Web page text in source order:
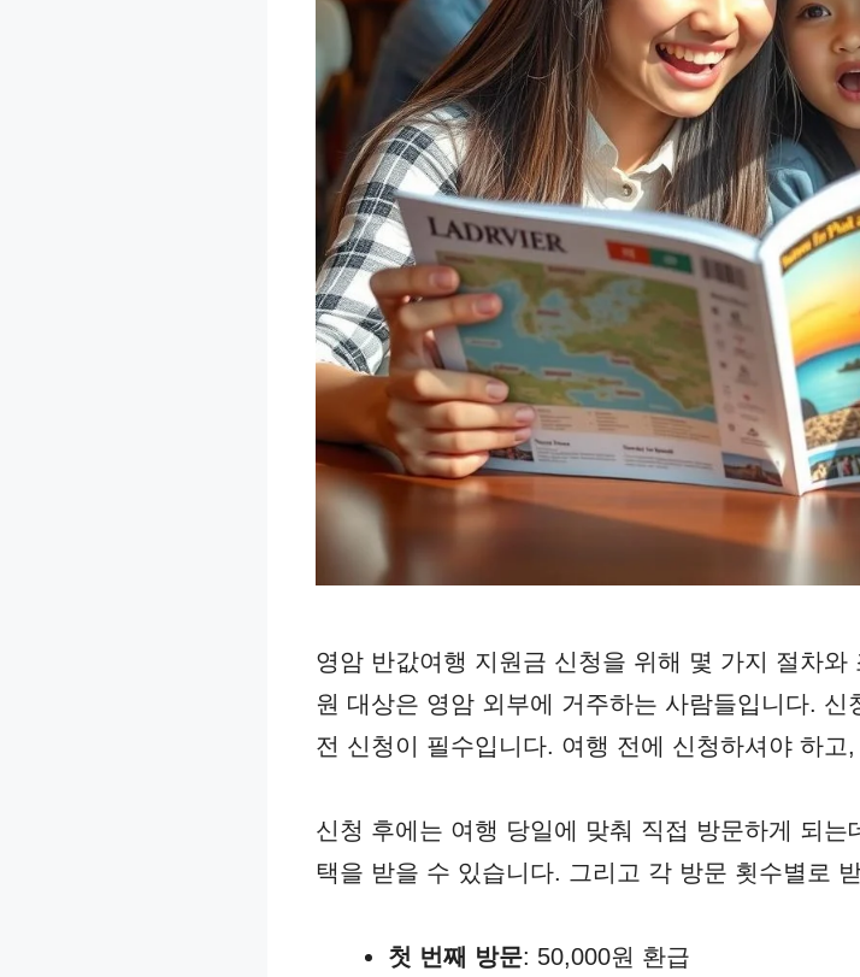
영암 반값여행 지원금 신청을 위해 몇 가지 절차와
원 대상은 영암 외부에 거주하는 사람들입니다.
전 신청이 필수입니다. 여행 전에 신청하셔야 하
신청 후에는 여행 당일에 맞춰 직접 방문하게 되는
택을 받을 수 있습니다. 그리고 각 방문 횟수별로
첫 번째 방문: 50,000원 환급